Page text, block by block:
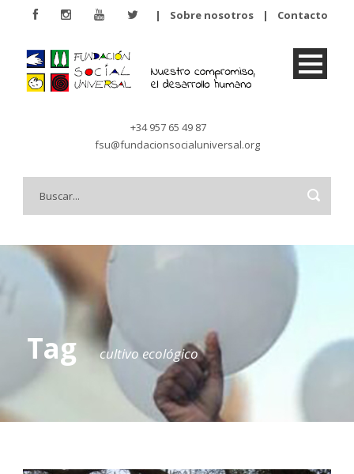
| Sobre nosotros | Contacto
+34 957 65 49 87
fsu@fundacionsocialuniversal.org
Tag cultivo ecológico